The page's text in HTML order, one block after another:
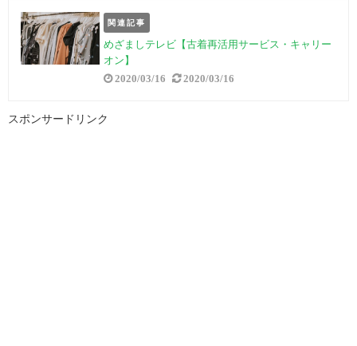
関連記事
めざましテレビ【古着再活用サービス・キャリー
オン】
2020/03/16 2020/03/16
スポンサードリンク